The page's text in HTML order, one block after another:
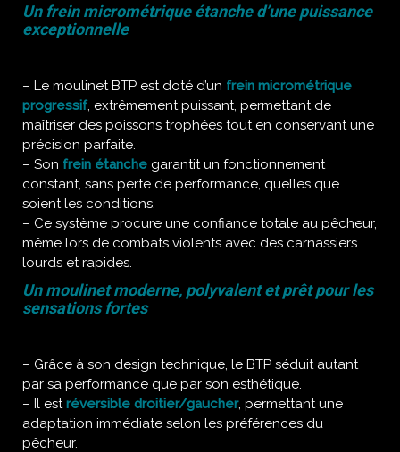
Un frein micrométrique étanche d’une puissance
exceptionnelle
– Le moulinet BTP est doté d’un frein micrométrique
progressif, extrêmement puissant, permettant de
maîtriser des poissons trophées tout en conservant une
précision parfaite.
– Son frein étanche garantit un fonctionnement
constant, sans perte de performance, quelles que
soient les conditions.
– Ce système procure une confiance totale au pêcheur,
même lors de combats violents avec des carnassiers
lourds et rapides.
Un moulinet moderne, polyvalent et prêt pour les
sensations fortes
– Grâce à son design technique, le BTP séduit autant
par sa performance que par son esthétique.
– Il estréversible droitier/gaucher, permettant une
adaptation immédiate selon les préférences du
pêcheur.